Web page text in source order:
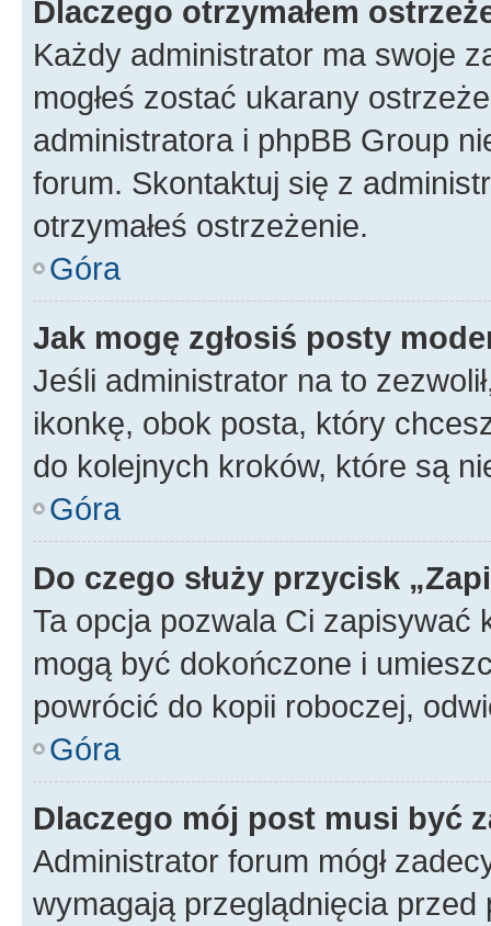
Dlaczego otrzymałem
Każdy administrator ma swoje
mogłeś zostać ukarany
administratora i phpBB Group
forum. Skontaktuj się z
otrzymałeś ostrzeżenie.
Góra
Jak mogę zgłosiś posty
Jeśli administrator na to
ikonkę, obok posta, który
do kolejnych kroków, które są
Góra
Do czego służy przycisk
Ta opcja pozwala Ci zapisywać
mogą być dokończone i
powrócić do kopii roboczej,
Góra
Dlaczego mój post musi być
Administrator forum mógł
wymagają przeglądnięcia